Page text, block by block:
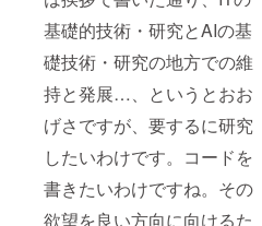
基礎的技術・研究とAIの基
礎技術・研究の地方での維
持と発展…、というとおお
げさですが、要するに研究
したいわけです。コードを
書きたいわけですね。その
欲望を良い方向に向けるた